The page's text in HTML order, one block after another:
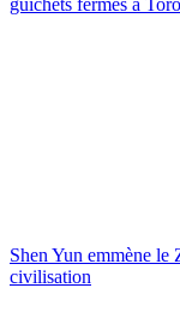
guichets fermés à
Shen Yun emmène le
civilisation